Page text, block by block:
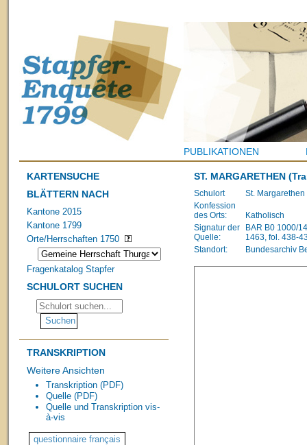
PUBLIKATIONEN
KARTENSUCHE
BLÄTTERN NACH
Kantone 2015
Kantone 1799
Orte/Herrschaften 1750
Fragenkatalog Stapfer
SCHULORT SUCHEN
TRANSKRIPTION
Weitere Ansichten
Transkription (PDF)
Quelle (PDF)
Quelle und Transkription vis-
à-vis
ST. MARGARETHEN
Schulort
St. Margarethen
Konfession
des Orts:
Katholisch
Signatur der
Quelle:
BAR B0 1000/
1463, fol. 438-
Standort:
Bundesarchiv